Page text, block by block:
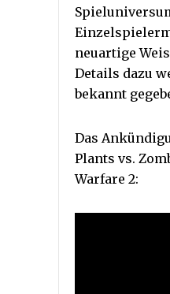
neuartige
Details dazu
bekannt
Das
Plants vs.
Warfare 2: